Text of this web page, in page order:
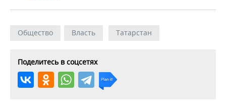
УСЛУГИ
МЕДИА
ТЕЛЕКОММУНИКАЦИИ
ВЫЕЗДНАЯ РЕДАКЦИЯ
БИЗНЕС-БРАНЧИ
ОТКРЫТАЯ ЛЕКЦИЯ
НОВОСТИ СПОРТА
ФУТБОЛ
БАСКЕТБОЛ
ОБЩЕСТВО
НОВОСТИ ОБЩЕСТВА
ИНФРАСТРУКТУРА
ФОТОГАЛЕРЕЯ
СПРАВОЧНИК
Общество Власть Татарстан
Поделитесь в соцсетях